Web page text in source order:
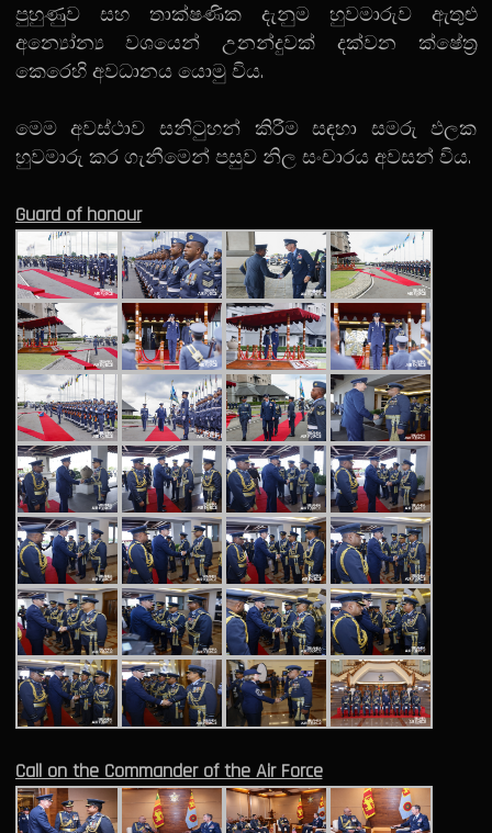
පුහුණුව සහ තාක්ෂණික දැනුම හුවමාරුව ඇතුළු
අන්‍යෝන්‍ය වශයෙන් උනන්දුවක් දක්වන ක්ෂේත්‍ර
කෙරෙහි අවධානය යොමු විය.
මෙම අවස්ථාව සනිටුහන් කිරීම සඳහා සමරු ඵලක
හුවමාරු කර ගැනීමෙන් පසුව නිල සංචාරය අවසන් විය.
Guard of honour
Call on the Commander of the Air Force